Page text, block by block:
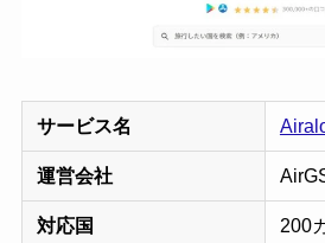
サービス名
運営会社
対応国 200